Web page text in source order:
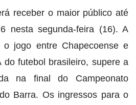
receber o maior público até
nesta segunda-feira (16). A
jogo entre Chapecoense e
do futebol brasileiro, supere a
na final do Campeonato
Barra. Os ingressos para o